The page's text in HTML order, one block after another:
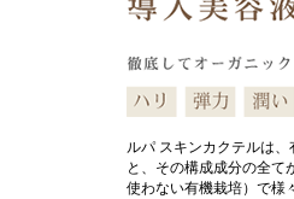
ルパ スキンカクテルは
と、その構成成分の全て
使わない有機栽培）で様